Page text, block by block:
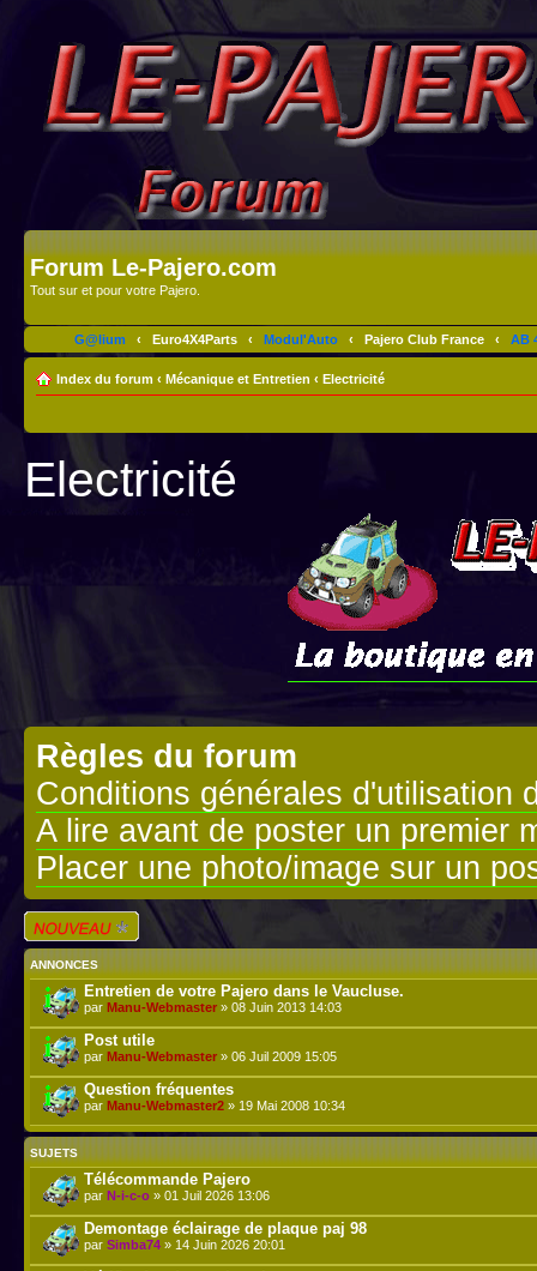
Forum Le-Pajero.com
Tout sur et pour votre Pajero.
G@lium ‹ Euro4X4Parts ‹ Modul'Auto ‹ Pajero Club France ‹ AB
Index du forum ‹ Mécanique et Entretien ‹ Electricité
Electricité
Règles du forum
Conditions générales d'utilisation
A lire avant de poster un premier
Placer une photo/image sur un
Écrire un nouveau
sujet
ANNONCES
Entretien de votre Pajero dans le Vaucluse.
par Manu-Webmaster » 08 Juin 2013 14:03
Post utile
par Manu-Webmaster » 06 Juil 2009 15:05
Question fréquentes
par Manu-Webmaster2 » 19 Mai 2008 10:34
SUJETS
Télécommande Pajero
par N-i-c-o » 01 Juil 2026 13:06
Demontage éclairage de plaque paj 98
par Simba74 » 14 Juin 2026 20:01